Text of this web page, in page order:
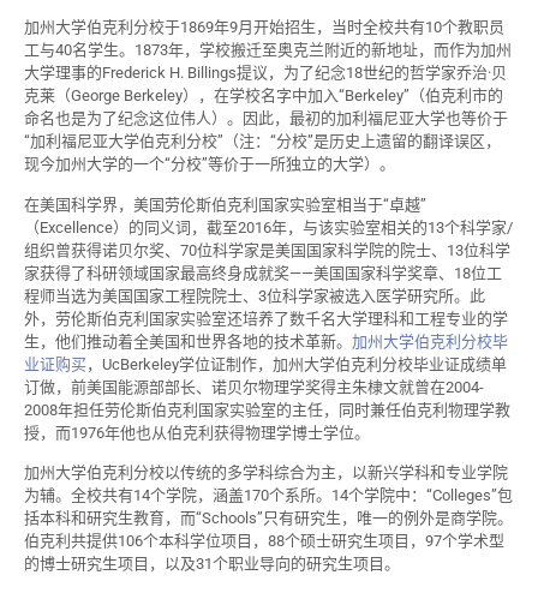
加州大学伯克利分校于1869年9月开始招生，当时全校共有10个教职员
工与40名学生。1873年，学校搬迁至奥克兰附近的新地址，而作为加州
大学理事的Frederick H. Billings提议，为了纪念18世纪的哲学家乔治·贝
克莱（George Berkeley），在学校名字中加入“Berkeley”（伯克利市的
命名也是为了纪念这位伟人）。因此，最初的加利福尼亚大学也等价于
“加利福尼亚大学伯克利分校”（注：“分校”是历史上遗留的翻译误区，
现今加州大学的一个“分校”等价于一所独立的大学）。
在美国科学界，美国劳伦斯伯克利国家实验室相当于“卓越”
（Excellence）的同义词，截至2016年，与该实验室相关的13个科学家/
组织曾获得诺贝尔奖、70位科学家是美国国家科学院的院士、13位科学
家获得了科研领域国家最高终身成就奖——美国国家科学奖章、18位工
程师当选为美国国家工程院院士、3位科学家被选入医学研究所。此
外，劳伦斯伯克利国家实验室还培养了数千名大学理科和工程专业的学
生，他们推动着全美国和世界各地的技术革新。 加州大学伯克利分校毕
业证购买，UcBerkeley学位证制作，加州大学伯克利分校毕业证成绩单
订做，前美国能源部部长、诺贝尔物理学奖得主朱棣文就曾在2004-
2008年担任劳伦斯伯克利国家实验室的主任，同时兼任伯克利物理学教
授，而1976年他也从伯克利获得物理学博士学位。
加州大学伯克利分校以传统的多学科综合为主，以新兴学科和专业学院
为辅。全校共有14个学院，涵盖170个系所。14个学院中：“Colleges”包
括本科和研究生教育，而“Schools”只有研究生，唯一的例外是商学院。
伯克利共提供106个本科学位项目，88个硕士研究生项目，97个学术型
的博士研究生项目，以及31个职业导向的研究生项目。